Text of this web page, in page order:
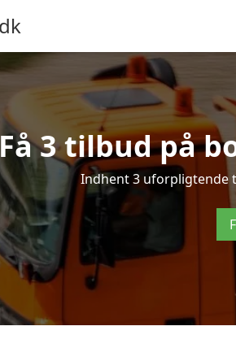
3 tilbud på
Indhent 3 uforpligtende